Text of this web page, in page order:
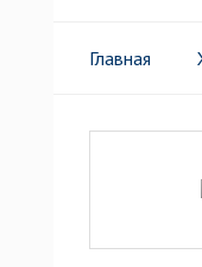
Главная